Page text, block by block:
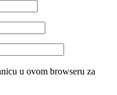
u ovom browseru za